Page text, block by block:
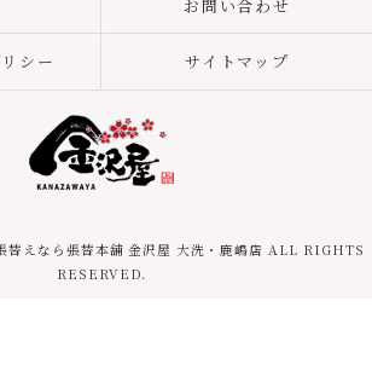
お問い合わせ
シー サイトマップ
替えなら張替本舗 金沢屋 大洗・鹿嶋店 ALL RIGHTS
RESERVED.